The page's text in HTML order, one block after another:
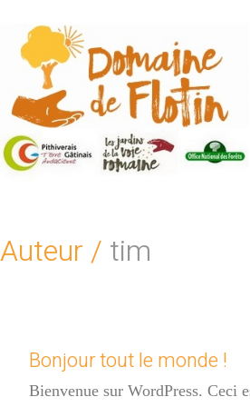
Auteur / tim
Bonjour tout le monde !
Bienvenue sur WordPress. Ceci